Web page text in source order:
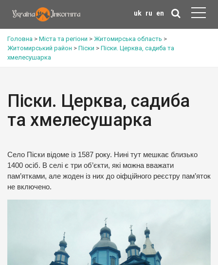
uk ru en
Головна > Міста та регіони > Житомирська область >
Житомирський район > Піски > Піски. Церква, садиба та
хмелесушарка
Піски. Церква, садиба
та хмелесушарка
Село Піски відоме із 1587 року. Нині тут мешкає близько
1400 осіб. В селі є три об’єкти, які можна вважати
пам’ятками, але жоден із них до оіфційного реєстру пам’яток
не включено.